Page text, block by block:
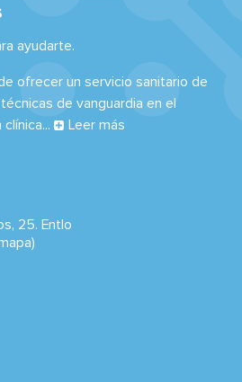
ayudarte.
ofrecer un servicio sanitario de
de vanguardia en el
clínica...
Leer más
25. Entlo